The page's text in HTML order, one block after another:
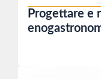
Progettare e